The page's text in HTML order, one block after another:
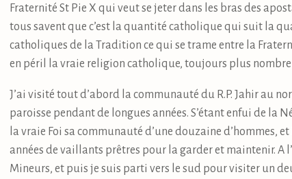
Fraternité St Pie X qui veut se jeter dans les bras des
tous savent que c’est la quantité catholique qui suit la
catholiques de la Tradition ce qui se trame entre la
en péril la vraie religion catholique, toujours plus
J’ai visité tout d’abord la communauté du R.P. Jahir au
paroisse pendant de longues années. S’étant enfui de la
la vraie Foi sa communauté d’une douzaine d’hommes,
années de vaillants prêtres pour la garder et maintenir. A
Mineurs, et puis je suis parti vers le sud pour visiter un